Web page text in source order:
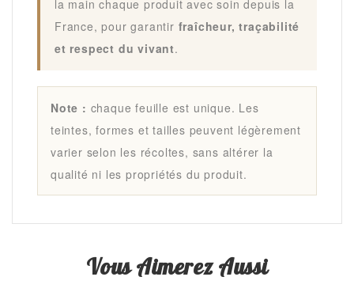
la main chaque produit avec soin depuis la
France, pour garantir fraîcheur, traçabilité
et respect du vivant.
Note : chaque feuille est unique. Les
teintes, formes et tailles peuvent légèrement
varier selon les récoltes, sans altérer la
qualité ni les propriétés du produit.
Vous Aimerez Aussi